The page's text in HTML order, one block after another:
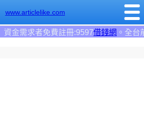
www.articlelike.com
借錢網。全台前三大借錢網站！